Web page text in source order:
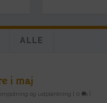
ALLE
i maj
og udplantning 0